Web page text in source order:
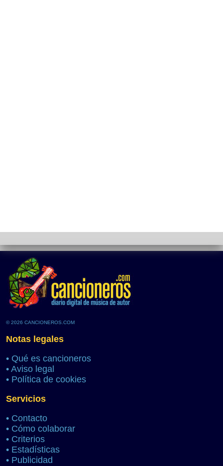
© 2026 CANCIONEROS.COM
Notas legales
• Qué es cancioneros
• Aviso legal
• Política de cookies
Servicios
• Contacto
• Cómo colaborar
• Criterios
• Estadísticas
• Publicidad